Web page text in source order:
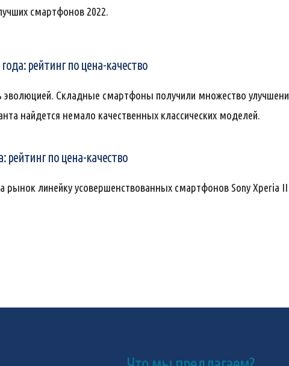
смартфонов 2022.
рейтинг по цена-качество
Складные смартфоны получили множество
найдется немало качественных классических моделей.
по цена-качество
рынок линейку усовершенствованных смартфонов Sony Xperia